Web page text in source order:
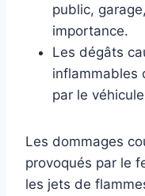
public,
importance.
Les dégâts
inflammables
par le
Les dommages
provoqués par le
les jets de